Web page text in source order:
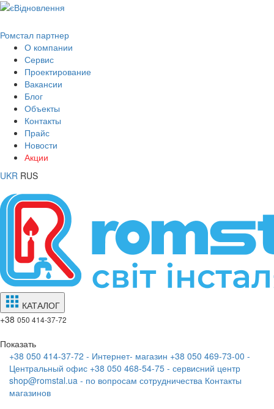
Ромстал партнер
О компании
Сервис
Проектирование
Вакансии
Блог
Объекты
Контакты
Прайс
Новости
Акции
UKR RUS
КАТАЛОГ
+38 050 414-37-72
Показать
+38 050 414-37-72 - Интернет- магазин +38 050 469-73-00 -
Центральный офис +38 050 468-54-75 - сервисний центр
shop@romstal.ua - по вопросам сотрудничества Контакты
магазинов